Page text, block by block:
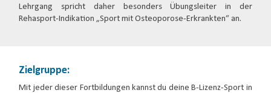
Lehrgang spricht daher besonders Übungsleiter in der
Rehasport-Indikation „Sport mit Osteoporose-Erkrankten“ an.
Zielgruppe:
Mit jeder dieser Fortbildungen kannst du deine B-Lizenz-Sport in